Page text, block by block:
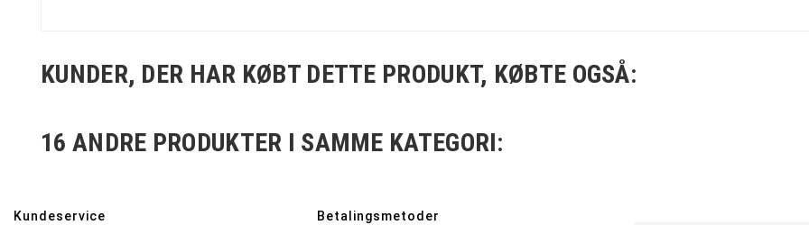
KUNDER, DER HAR KØBT DETTE PRODUKT, KØBTE OGSÅ:
16 ANDRE PRODUKTER I SAMME KATEGORI:
Kundeservice Betalingsmetoder